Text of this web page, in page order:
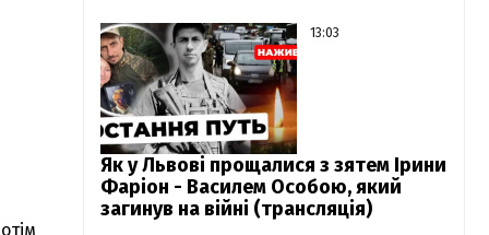
13:03
Як у Львові прощалися з зятем Ірини
Фаріон - Василем Особою, який
загинув на війні (трансляція)